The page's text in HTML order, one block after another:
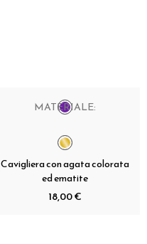
MATERIALE:
Cavigliera con agata colorata
ed ematite
18,00 €